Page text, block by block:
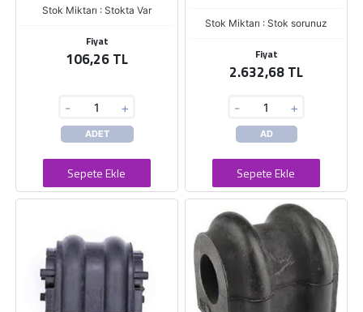
Stok Miktarı : Stokta Var
Fiyat
106,26 TL
- +
ADET
Sepete Ekle
Stok Miktarı : Stok sorunuz
Fiyat
2.632,68 TL
- +
AD
Sepete Ekle